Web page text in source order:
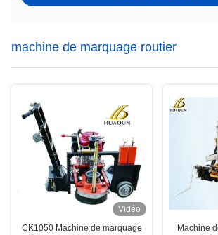
machine de marquage routier
Vidéo
CK1050 Machine de marquage
Machine